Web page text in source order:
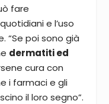
fare
e l’uso
“Se poi sono già
dermatiti ed
cura con
i farmaci e gli
il loro segno”.